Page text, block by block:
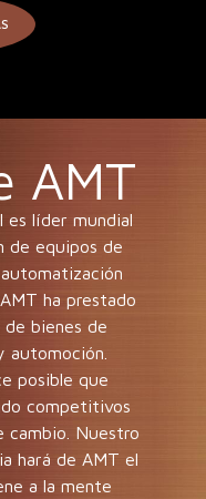
AMT
es líder mundial
de equipos de
ha prestado
bienes de
automoción.
posible que
competitivos
cambio. Nuestro
hará de AMT el
a la mente